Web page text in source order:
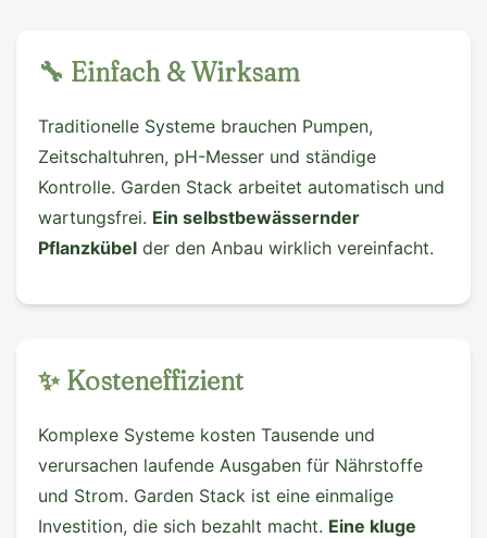
🔧 Einfach & Wirksam
Traditionelle Systeme brauchen Pumpen,
Zeitschaltuhren, pH-Messer und ständige
Kontrolle. Garden Stack arbeitet automatisch und
wartungsfrei. Ein selbstbewässernder
Pflanzkübel der den Anbau wirklich vereinfacht.
✨ Kosteneffizient
Komplexe Systeme kosten Tausende und
verursachen laufende Ausgaben für Nährstoffe
und Strom. Garden Stack ist eine einmalige
Investition, die sich bezahlt macht. Eine kluge